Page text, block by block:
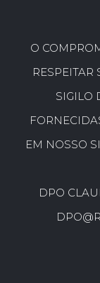
O
RESPEITAR
SIGILO
EM NOSSO
DPO